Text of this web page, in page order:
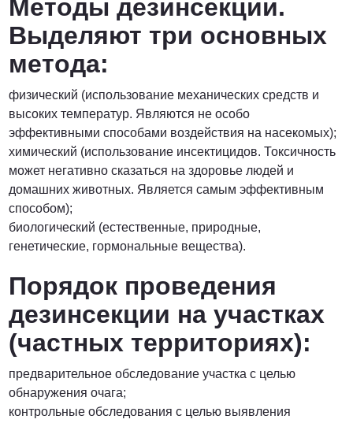
Методы дезинсекции.
Выделяют три основных
метода:
физический (использование механических средств и
высоких температур. Являются не особо
эффективными способами воздействия на насекомых);
химический (использование инсектицидов. Токсичность
может негативно сказаться на здоровье людей и
домашних животных. Является самым эффективным
способом);
биологический (естественные, природные,
генетические, гормональные вещества).
Порядок проведения
дезинсекции на участках
(частных территориях):
предварительное обследование участка с целью
обнаружения очага;
контрольные обследования с целью выявления